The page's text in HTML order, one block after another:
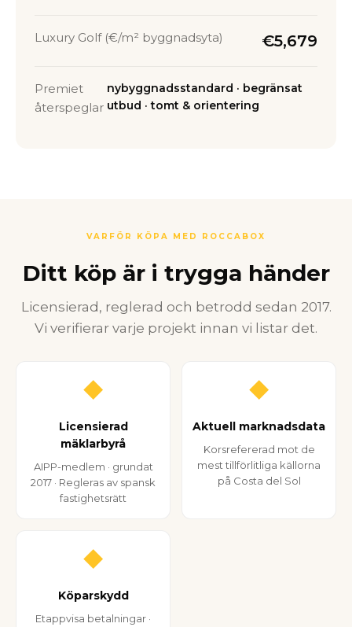
Luxury Golf (€/m² byggnadsyta) €5,679
Premiet
återspeglar
nybyggnadsstandard · begränsat
utbud · tomt & orientering
VARFÖR KÖPA MED ROCCABOX
Ditt köp är i trygga händer
Licensierad, reglerad och betrodd sedan 2017.
Vi verifierar varje projekt innan vi listar det.
◆
Licensierad
mäklarbyrå
AIPP-medlem · grundat
2017 · Regleras av spansk
fastighetsrätt
◆
Aktuell marknadsdata
Korsrefererad mot de
mest tillförlitliga källorna
på Costa del Sol
◆
Köparskydd
Etappvisa betalningar ·